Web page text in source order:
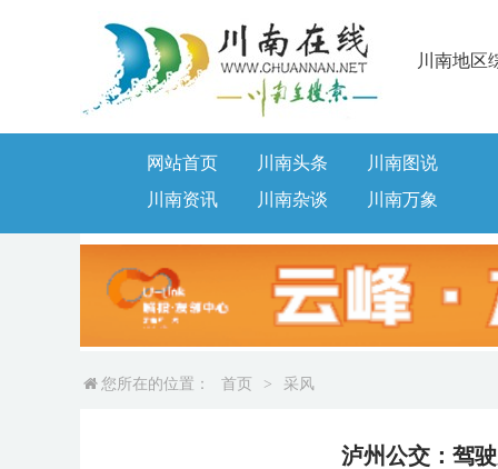
川南地区
网站首页 川南头条
川南图说
川南资讯
川南杂谈 川南万象
您所在的位置： 首页 > 采风
泸州公交：驾